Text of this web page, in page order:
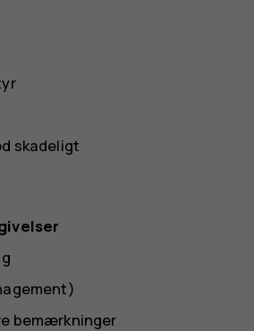
skadeligt
bemærkninger